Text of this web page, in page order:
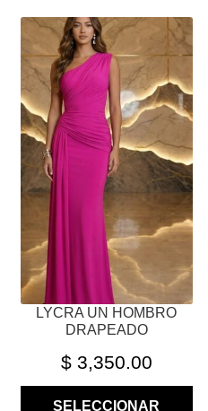
LYCRA UN HOMBRO
DRAPEADO
$3,350.00
SELECCIONAR
ESTE
PRODUCTO
TIENE
MÚLTIPLES
VARIANTES.
LAS
OPCIONES
SE
PUEDEN
ELEGIR
EN
LA
PÁGINA
DE